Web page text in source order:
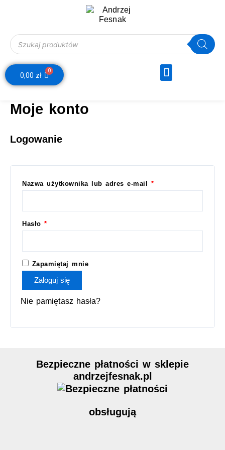
Menu
Wyszukiwarka produktów
0,00 zł
0
Wózek
Moje konto
Logowanie
Nazwa użytkownika lub adres e-mail *
Hasło *
Zapamiętaj mnie
Zaloguj się
Nie pamiętasz hasła?
Bezpieczne płatności w sklepie
andrzejfesnak.pl
obsługują